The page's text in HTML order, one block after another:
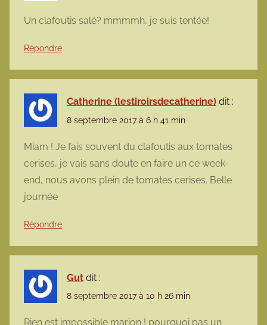
Un clafoutis salé? mmmmh, je suis tentée!
Répondre
Catherine (lestiroirsdecatherine) dit :
8 septembre 2017 à 6 h 41 min
Miam ! Je fais souvent du clafoutis aux tomates
cerises, je vais sans doute en faire un ce week-
end, nous avons plein de tomates cerises. Belle
journée
Répondre
Gut dit :
8 septembre 2017 à 10 h 26 min
Rien est impossible marion ! pourquoi pas un